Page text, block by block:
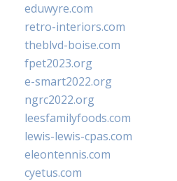
eduwyre.com
retro-interiors.com
theblvd-boise.com
fpet2023.org
e-smart2022.org
ngrc2022.org
leesfamilyfoods.com
lewis-lewis-cpas.com
eleontennis.com
cyetus.com